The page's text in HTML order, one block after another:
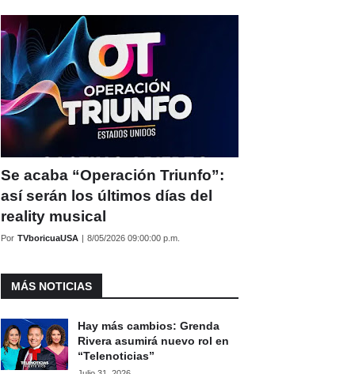
Se acaba “Operación Triunfo”:
así serán los últimos días del
reality musical
Por TVboricuaUSA | 8/05/2026 09:00:00 p.m.
MÁS NOTICIAS
Hay más cambios: Grenda
Rivera asumirá nuevo rol en
“Telenoticias”